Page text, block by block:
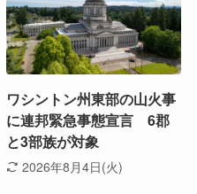
ワシントン州東部の山火事
に連邦緊急事態宣言 6郡
と3部族が対象
2026年8月4日(火)